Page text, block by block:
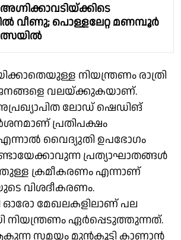
വീണു; പൊള്ളലേറ്റ മണമ്പൂര്‍
നിയന്ത്രണം രാത്രി
വലയ്ക്കുകയാണ്.
ലോഡ് ഷെഡിങ്
പ്രതിപക്ഷം
വൈദ്യുതി ഉപഭോഗം
പ്രത്യാഘാതങ്ങൾ
ക്രമീകരണം എന്നാണ്
വിശദീകരണം.
ഓരോ മേഖലകളിലാണ് പല
നിയന്ത്രണം ഏർപ്പെടുത്തുന്നത്.
സമയം മുൻകൂട്ടി കാണാൻ